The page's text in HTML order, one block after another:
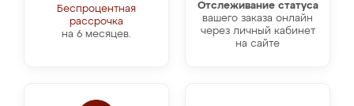
Отслеживание статуса
вашего заказа онлайн
через личный кабинет
на сайте
Беспроцентная
рассрочка
на 6 месяцев.